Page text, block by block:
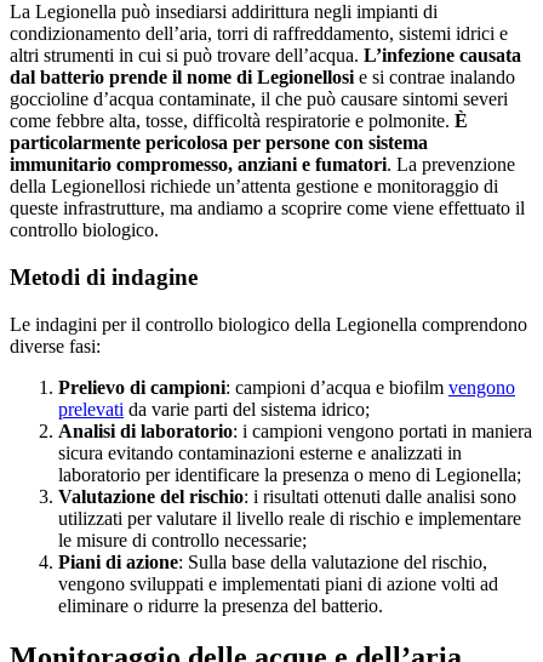
La Legionella può insediarsi addirittura negli impianti di
condizionamento dell’aria, torri di raffreddamento, sistemi idrici e
altri strumenti in cui si può trovare dell’acqua. L’infezione causata
dal batterio prende il nome di Legionellosi e si contrae inalando
goccioline d’acqua contaminate, il che può causare sintomi severi
come febbre alta, tosse, difficoltà respiratorie e polmonite. È
particolarmente pericolosa per persone con sistema
immunitario compromesso, anziani e fumatori. La prevenzione
della Legionellosi richiede un’attenta gestione e monitoraggio di
queste infrastrutture, ma andiamo a scoprire come viene effettuato il
controllo biologico.
Metodi di indagine
Le indagini per il controllo biologico della Legionella comprendono
diverse fasi:
Prelievo di campioni: campioni d’acqua e biofilm vengono
prelevati da varie parti del sistema idrico;
Analisi di laboratorio: i campioni vengono portati in maniera
sicura evitando contaminazioni esterne e analizzati in
laboratorio per identificare la presenza o meno di Legionella;
Valutazione del rischio: i risultati ottenuti dalle analisi sono
utilizzati per valutare il livello reale di rischio e implementare
le misure di controllo necessarie;
Piani di azione: Sulla base della valutazione del rischio,
vengono sviluppati e implementati piani di azione volti ad
eliminare o ridurre la presenza del batterio.